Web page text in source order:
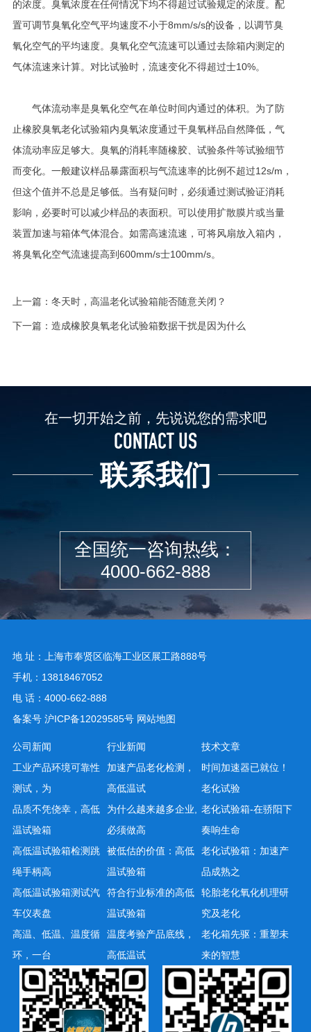
的浓度。臭氧浓度在任何情况下均不得超过试验规定的浓度。配
置可调节臭氧化空气平均速度不小于8mm/s/s的设备，以调节臭
氧化空气的平均速度。臭氧化空气流速可以通过去除箱内测定的
气体流速来计算。对比试验时，流速变化不得超过士10%。
气体流动率是臭氧化空气在单位时间内通过的体积。为了防
止橡胶臭氧老化试验箱内臭氧浓度通过干臭氧样品自然降低，气
体流动率应足够大。臭氧的消耗率随橡胶、试验条件等试验细节
而变化。一般建议样品暴露面积与气流速率的比例不超过12s/m，
但这个值并不总是足够低。当有疑问时，必须通过测试验证消耗
影响，必要时可以减少样品的表面积。可以使用扩散膜片或当量
装置加速与箱体气体混合。如需高速流速，可将风扇放入箱内，
将臭氧化空气流速提高到600mm/s士100mm/s。
上一篇： 冬天时，高温老化试验箱能否随意关闭？
下一篇： 造成橡胶臭氧老化试验箱数据干扰是因为什么
在一切开始之前，先说说您的需求吧
CONTACT US
联系我们
全国统一咨询热线：
4000-662-888
地 址：上海市奉贤区临海工业区展工路888号
手机：13818467052
电 话：4000-662-888
备案号 沪ICP备12029585号 网站地图
公司新闻
工业产品环境可靠性
测试，为
品质不凭侥幸，高低
温试验箱
高低温试验箱检测跳
绳手柄高
高低温试验箱测试汽
车仪表盘
高温、低温、温度循
环，一台
行业新闻
加速产品老化检测，
高低温试
为什么越来越多企业,
必须做高
被低估的价值：高低
温试验箱
符合行业标准的高低
温试验箱
温度考验产品底线，
高低温试
技术文章
时间加速器已就位！
老化试验
老化试验箱-在骄阳下
奏响生命
老化试验箱：加速产
品成熟之
轮胎老化氧化机理研
究及老化
老化箱先驱：重塑未
来的智慧